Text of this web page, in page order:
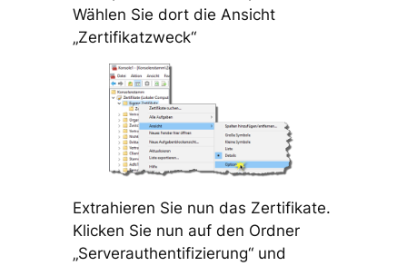
Wählen Sie dort die Ansicht
„Zertifikatzweck“
Extrahieren Sie nun das Zertifikate.
Klicken Sie nun auf den Ordner
„Serverauthentifizierung“ und